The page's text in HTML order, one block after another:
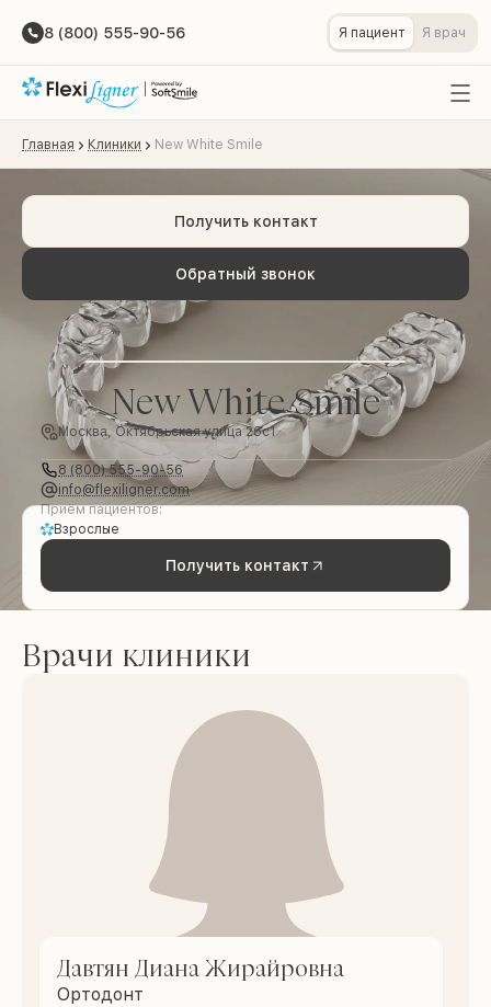
8 (800) 555-90-56 Я пациент Я врач
Главная Клиники New White Smile
Обратный звонок
Получить контакт
New White Smile
Москва, Октябрьская улица 26с1
8 (800) 555-90-56
info@flexiligner.com
Приём пациентов:
Взрослые
Получить контакт
Врачи клиники
Давтян Диана Жирайровна
Ортодонт